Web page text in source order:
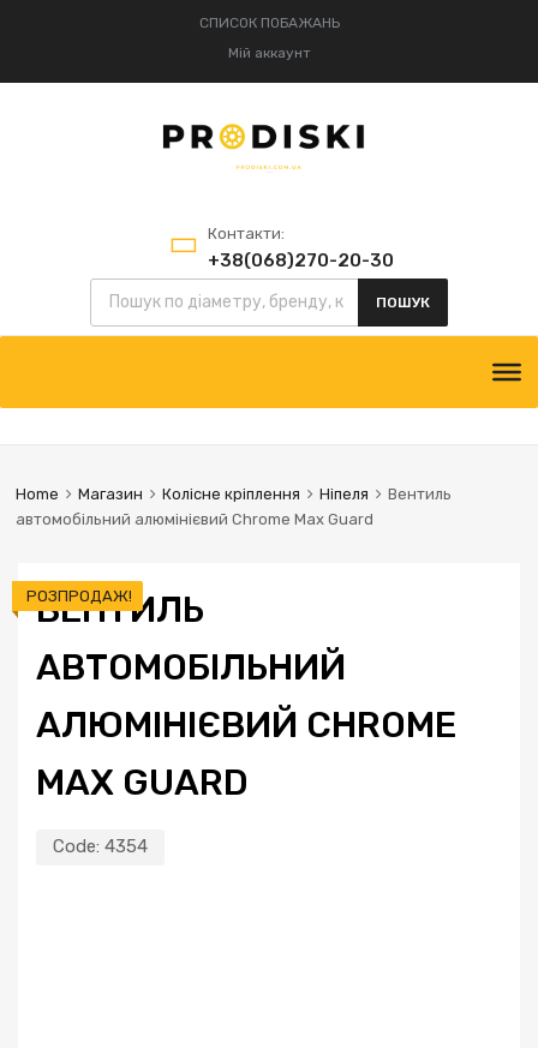
СПИСОК ПОБАЖАНЬ
Мій аккаунт
Контакти:
+38(068)270-20-30
+38(095)834-52-75
ПОШУК
Home Магазин Колісне кріплення Ніпеля
Вентиль
автомобільний алюмінієвий Chrome Max Guard
ВЕНТИЛЬ
АВТОМОБІЛЬНИЙ
АЛЮМІНІЄВИЙ CHROME
MAX GUARD
Code: 4354
РОЗПРОДАЖ!